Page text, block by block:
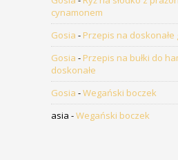
cynamonem
Gosia - Przepis na
Gosia - Przepis na bułki do
doskonałe
Gosia -Wegański boczek
asia -Wegański boczek